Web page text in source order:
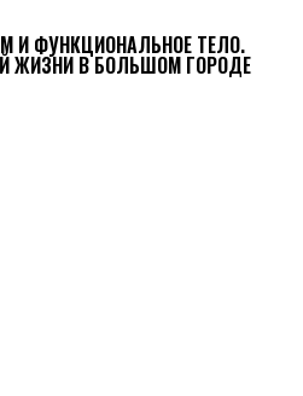
И ФУНКЦИОНАЛЬНОЕ ТЕЛО.
ЖИЗНИ В БОЛЬШОМ ГОРОДЕ